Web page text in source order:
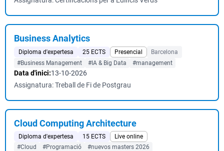
Business Analytics
Diploma d'expertesa 25 ECTS Presencial
Barcelona
#Business Management
#IA & Big Data #management
Data d'inici:13-10-2026
Assignatura: Treball de Fi de Postgrau
Cloud Computing Architecture
Diploma d'expertesa 15 ECTS
Live online
#Cloud
#Programació #nuevos masters 2026